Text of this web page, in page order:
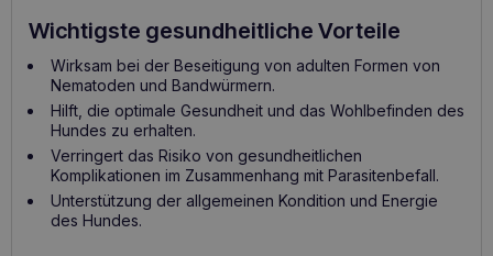
Wichtigste gesundheitliche Vorteile
Wirksam bei der Beseitigung von adulten Formen von
Nematoden und Bandwürmern.
Hilft, die optimale Gesundheit und das Wohlbefinden des
Hundes zu erhalten.
Verringert das Risiko von gesundheitlichen
Komplikationen im Zusammenhang mit Parasitenbefall.
Unterstützung der allgemeinen Kondition und Energie
des Hundes.